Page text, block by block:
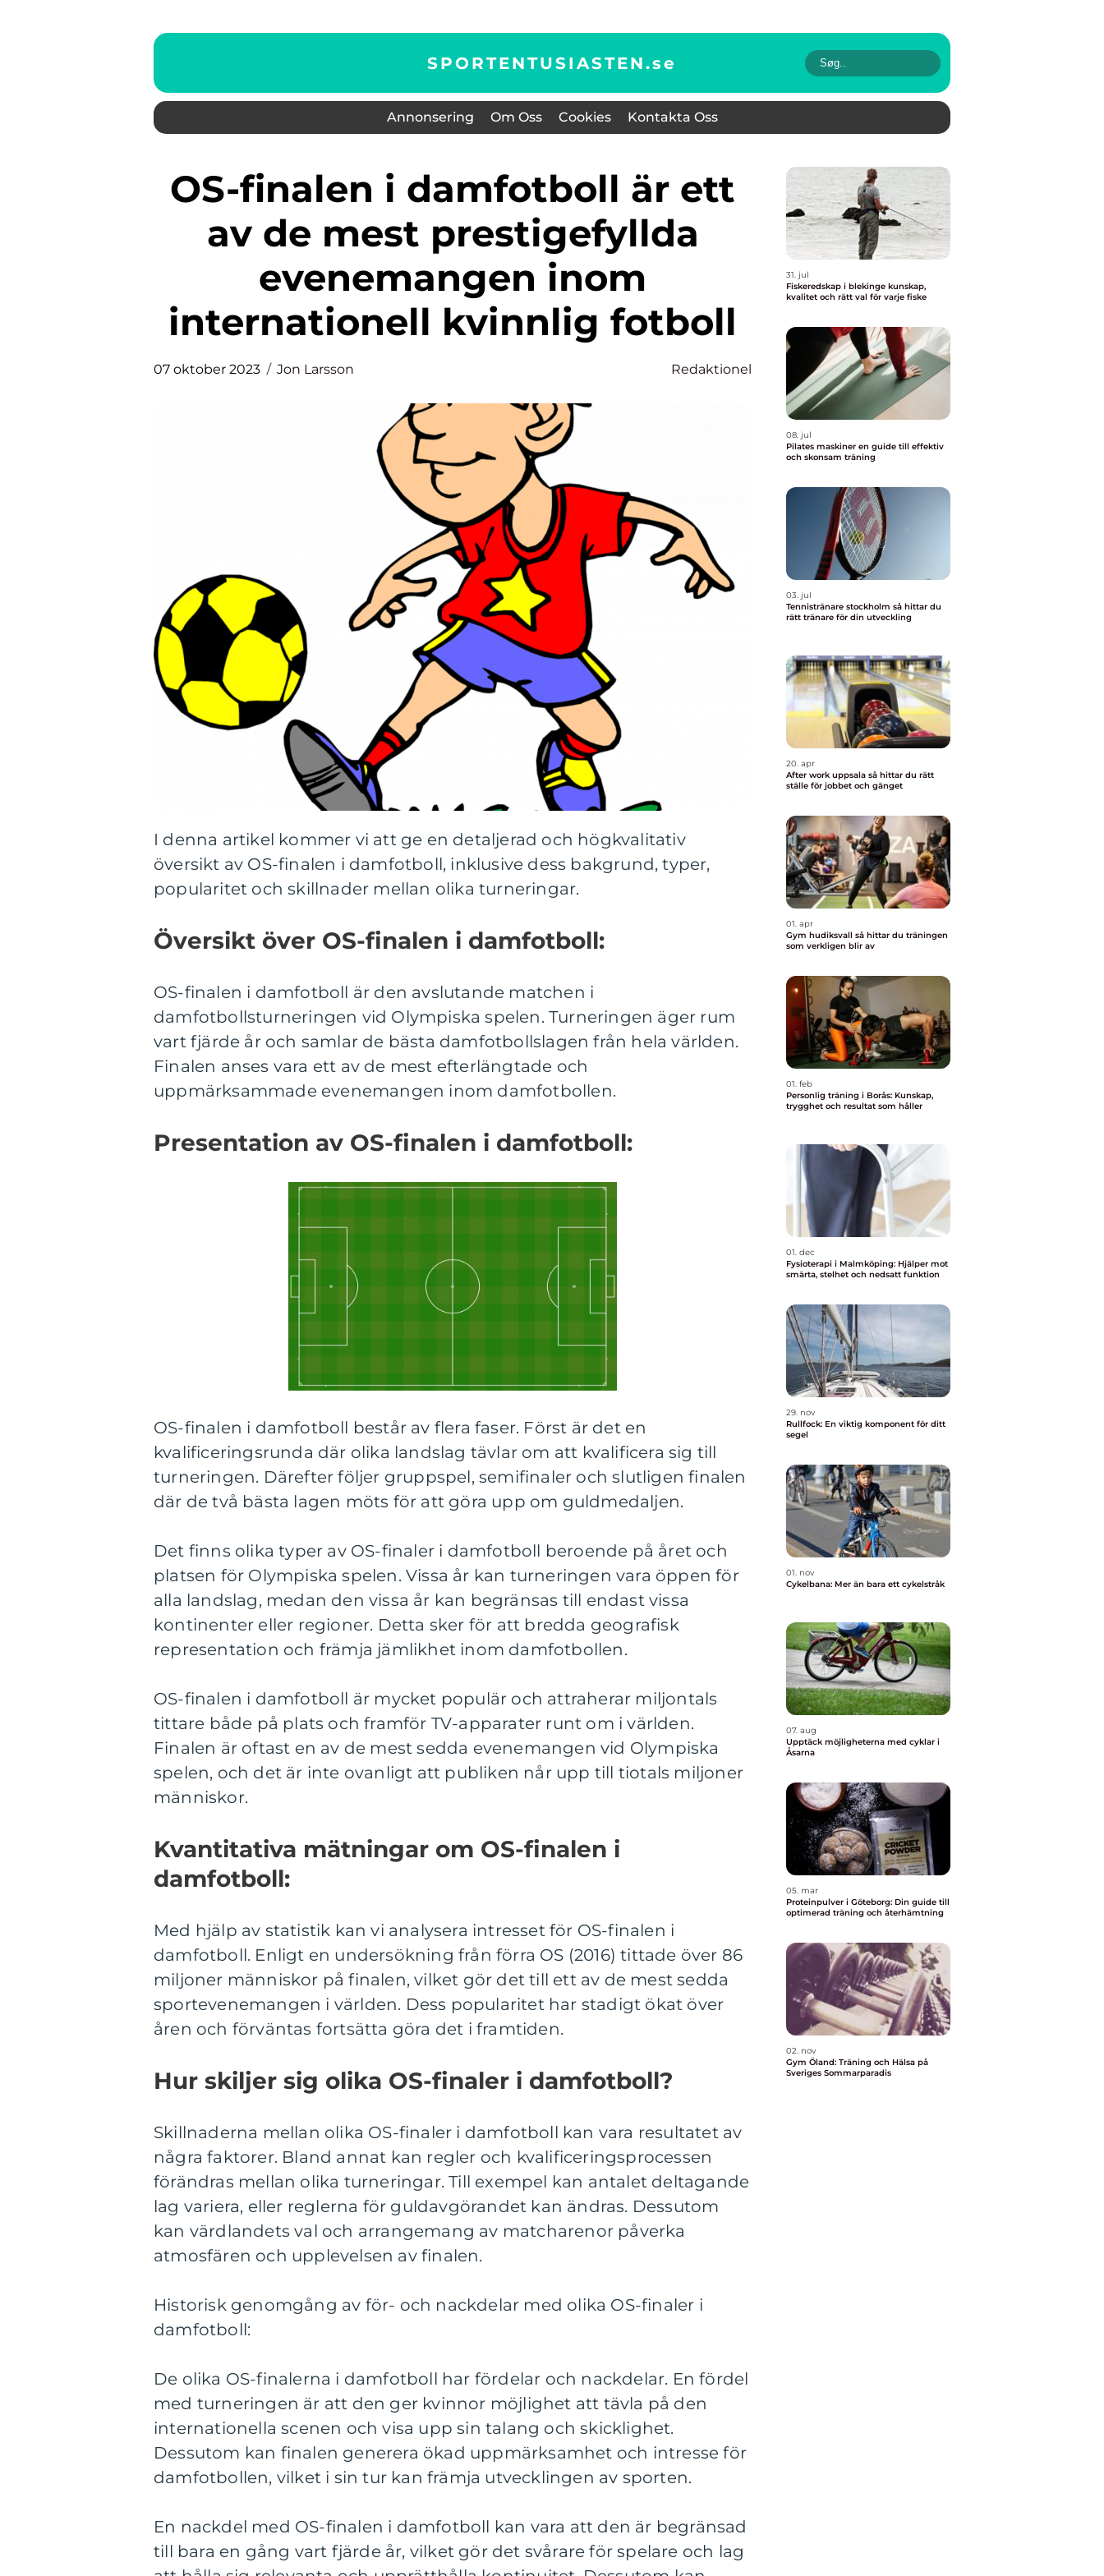
SPORTENTUSIASTEN.se
Annonsering Om Oss Cookies Kontakta Oss
OS-finalen i damfotboll är ett
av de mest prestigefyllda
evenemangen inom
internationell kvinnlig fotboll
07 oktober 2023 Jon Larsson Redaktionel
I denna artikel kommer vi att ge en detaljerad och högkvalitativ
översikt av OS-finalen i damfotboll, inklusive dess bakgrund, typer,
popularitet och skillnader mellan olika turneringar.
Översikt över OS-finalen i damfotboll:
OS-finalen i damfotboll är den avslutande matchen i
damfotbollsturneringen vid Olympiska spelen. Turneringen äger rum
vart fjärde år och samlar de bästa damfotbollslagen från hela världen.
Finalen anses vara ett av de mest efterlängtade och
uppmärksammade evenemangen inom damfotbollen.
Presentation av OS-finalen i damfotboll:
OS-finalen i damfotboll består av flera faser. Först är det en
kvalificeringsrunda där olika landslag tävlar om att kvalificera sig till
turneringen. Därefter följer gruppspel, semifinaler och slutligen finalen
där de två bästa lagen möts för att göra upp om guldmedaljen.
Det finns olika typer av OS-finaler i damfotboll beroende på året och
platsen för Olympiska spelen. Vissa år kan turneringen vara öppen för
alla landslag, medan den vissa år kan begränsas till endast vissa
kontinenter eller regioner. Detta sker för att bredda geografisk
representation och främja jämlikhet inom damfotbollen.
OS-finalen i damfotboll är mycket populär och attraherar miljontals
tittare både på plats och framför TV-apparater runt om i världen.
Finalen är oftast en av de mest sedda evenemangen vid Olympiska
spelen, och det är inte ovanligt att publiken når upp till tiotals miljoner
människor.
Kvantitativa mätningar om OS-finalen i
damfotboll:
Med hjälp av statistik kan vi analysera intresset för OS-finalen i
damfotboll. Enligt en undersökning från förra OS (2016) tittade över 86
miljoner människor på finalen, vilket gör det till ett av de mest sedda
sportevenemangen i världen. Dess popularitet har stadigt ökat över
åren och förväntas fortsätta göra det i framtiden.
Hur skiljer sig olika OS-finaler i damfotboll?
Skillnaderna mellan olika OS-finaler i damfotboll kan vara resultatet av
några faktorer. Bland annat kan regler och kvalificeringsprocessen
förändras mellan olika turneringar. Till exempel kan antalet deltagande
lag variera, eller reglerna för guldavgörandet kan ändras. Dessutom
kan värdlandets val och arrangemang av matcharenor påverka
atmosfären och upplevelsen av finalen.
Historisk genomgång av för- och nackdelar med olika OS-finaler i
damfotboll:
De olika OS-finalerna i damfotboll har fördelar och nackdelar. En fördel
med turneringen är att den ger kvinnor möjlighet att tävla på den
internationella scenen och visa upp sin talang och skicklighet.
Dessutom kan finalen generera ökad uppmärksamhet och intresse för
damfotbollen, vilket i sin tur kan främja utvecklingen av sporten.
En nackdel med OS-finalen i damfotboll kan vara att den är begränsad
till bara en gång vart fjärde år, vilket gör det svårare för spelare och lag
31. jul
Fiskeredskap i blekinge kunskap,
kvalitet och rätt val för varje fiske
08. jul
Pilates maskiner en guide till effektiv
och skonsam träning
03. jul
Tennistränare stockholm så hittar du
rätt tränare för din utveckling
20. apr
After work uppsala så hittar du rätt
ställe för jobbet och gänget
01. apr
Gym hudiksvall så hittar du träningen
som verkligen blir av
01. feb
Personlig träning i Borås: Kunskap,
trygghet och resultat som håller
01. dec
Fysioterapi i Malmköping: Hjälper mot
smärta, stelhet och nedsatt funktion
29. nov
Rullfock: En viktig komponent för ditt
segel
01. nov
Cykelbana: Mer än bara ett cykelstråk
07. aug
Upptäck möjligheterna med cyklar i
Åsarna
05. mar
Proteinpulver i Göteborg: Din guide till
optimerad träning och återhämtning
02. nov
Gym Öland: Träning och Hälsa på
Sveriges Sommarparadis